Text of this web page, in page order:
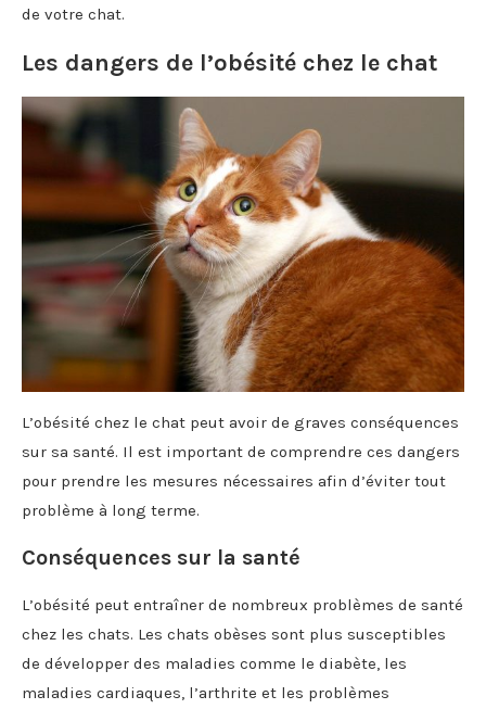
de votre chat.
Les dangers de l’obésité chez le chat
L’obésité chez le chat peut avoir de graves conséquences
sur sa santé. Il est important de comprendre ces dangers
pour prendre les mesures nécessaires afin d’éviter tout
problème à long terme.
Conséquences sur la santé
L’obésité peut entraîner de nombreux problèmes de santé
chez les chats. Les chats obèses sont plus susceptibles
de développer des maladies comme le diabète, les
maladies cardiaques, l’arthrite et les problèmes